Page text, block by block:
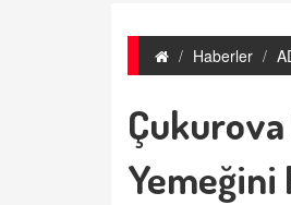
Haberler
Çukurova